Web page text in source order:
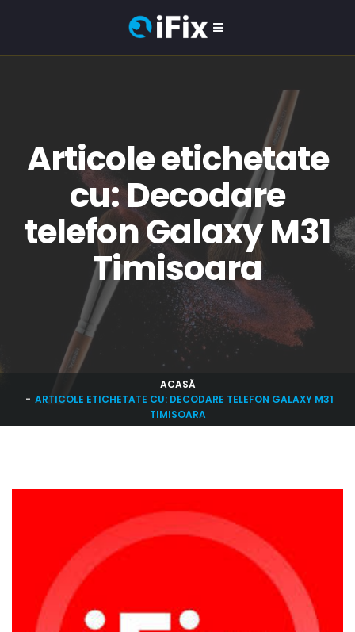
Articole etichetate
cu: Decodare
telefon Galaxy M31
Timisoara
ACASĂ
ARTICOLE ETICHETATE CU: DECODARE TELEFON GALAXY M31
TIMISOARA